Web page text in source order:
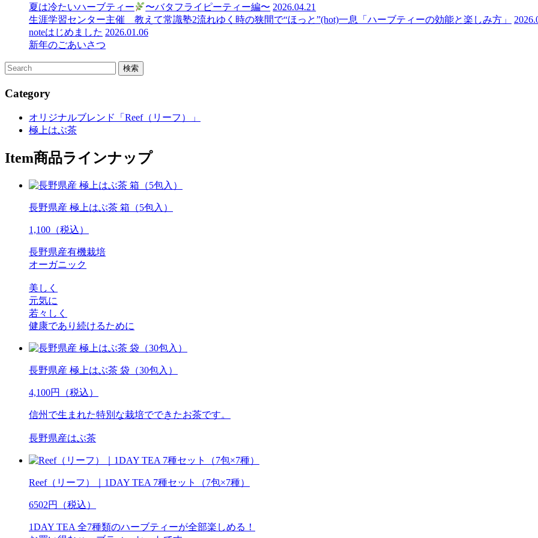
夏は冷たいハーブティー
〜バタフライピーティー編〜 2026.04.21
生涯学習センター主催 教えて常識塾2流れゆく時の狭間で“ほっと”(hot)一息「ハーブティーの効能と楽しみ方」
noteはじめました 2026.01.06
新年のごあいさつ
Category
オリジナルブレンド「Reef（リーフ）」
極上はぶ茶
Item商品ラインナップ
長野県産 極上はぶ茶 箱（5包入）
1,100（税込）
長野県産有機栽培
オーガニック
美しく
元気に
若々しく
健康であり続けるために
長野県産 極上はぶ茶 袋（30包入）
4,100円（税込）
信州で生まれた特別な栽培でできたお茶です。
長野県産はぶ茶
Reef（リーフ）｜1DAY TEA 7種セット（7包×7種）
6502円（税込）
1DAY TEA 全7種類のハーブティーが全部楽しめる！